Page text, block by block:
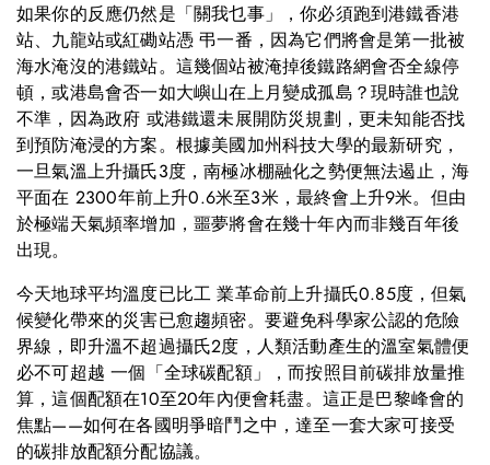
如果你的反應仍然是「關我乜事」，你必須跑到港鐵香港
站、九龍站或紅磡站憑 弔一番，因為它們將會是第一批被
海水淹沒的港鐵站。這幾個站被淹掉後鐵路網會否全線停
頓，或港島會否一如大嶼山在上月變成孤島？現時誰也說
不準，因為政府 或港鐵還未展開防災規劃，更未知能否找
到預防淹浸的方案。根據美國加州科技大學的最新研究，
一旦氣溫上升攝氏3度，南極冰棚融化之勢便無法遏止，海
平面在 2300年前上升0.6米至3米，最終會上升9米。但由
於極端天氣頻率增加，噩夢將會在幾十年內而非幾百年後
出現。
今天地球平均溫度已比工 業革命前上升攝氏0.85度，但氣
候變化帶來的災害已愈趨頻密。要避免科學家公認的危險
界線，即升溫不超過攝氏2度，人類活動產生的溫室氣體便
必不可超越 一個「全球碳配額」，而按照目前碳排放量推
算，這個配額在10至20年內便會耗盡。這正是巴黎峰會的
焦點——如何在各國明爭暗鬥之中，達至一套大家可接受
的碳排放配額分配協議。